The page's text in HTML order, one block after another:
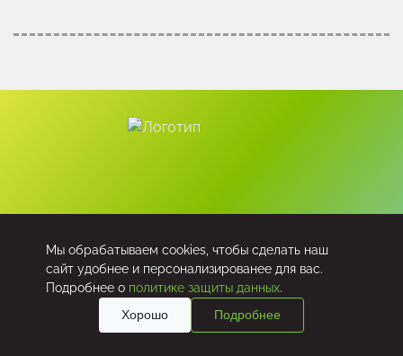
Мы обрабатываем cookies, чтобы сделать наш
сайт удобнее и персонализированее для вас.
Подробнее о политике защиты данных.
Хорошо
Подробнее
Тел.: +7 (495) 741-44-46
E-mail: sales@polyer.ru